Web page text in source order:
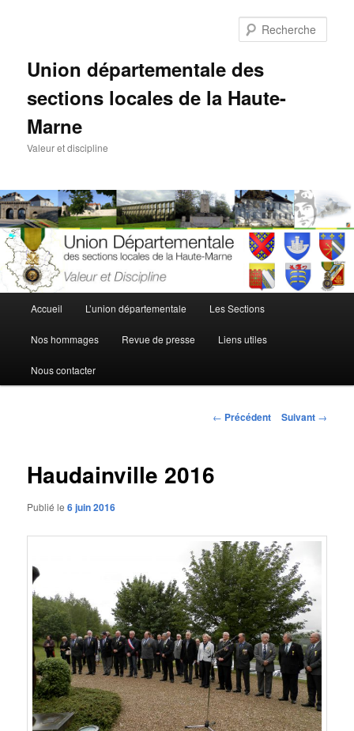
Union départementale des
sections locales de la Haute-
Marne
Valeur et discipline
principal
Accueil L’union départementale Les Sections
Nos hommages Revue de presse Liens utiles
Nous contacter
Navigation
← Précédent Suivant →
Haudainville 2016
Publié le6 juin 2016